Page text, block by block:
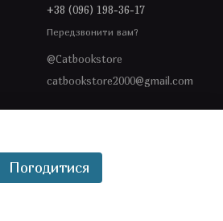
+38 (096) 198-36-17
Передзвонити вам?
@Catbookstore
catbookstore2000@gmail.com
Погодитися